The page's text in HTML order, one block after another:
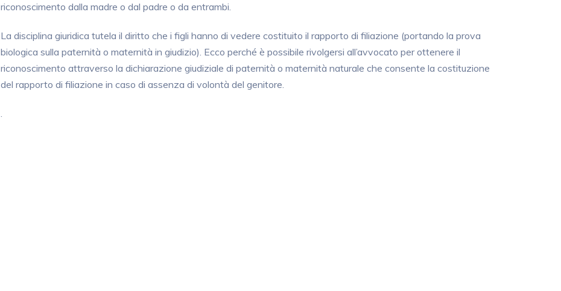
riconoscimento dalla madre o dal padre o da entrambi.
La disciplina giuridica tutela il diritto che i figli hanno di vedere costituito il rapporto di filiazione (portando la prova
biologica sulla paternità o maternità in giudizio). Ecco perché è possibile rivolgersi all’avvocato per ottenere il
riconoscimento attraverso la dichiarazione giudiziale di paternità o maternità naturale che consente la costituzione
del rapporto di filiazione in caso di assenza di volontà del genitore.